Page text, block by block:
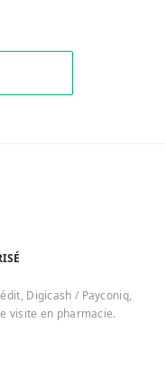
Digicash / Payconiq,
visite en pharmacie.